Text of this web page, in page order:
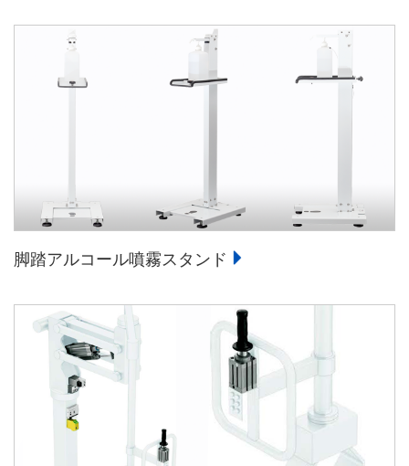
脚踏アルコール噴霧スタンド